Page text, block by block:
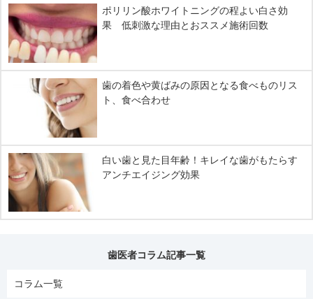
ポリリン酸ホワイトニングの程よい白さ効
果 低刺激な理由とおススメ施術回数
歯の着色や黄ばみの原因となる食べものリス
ト、食べ合わせ
白い歯と見た目年齢！キレイな歯がもたらす
アンチエイジング効果
歯医者コラム記事一覧
コラム一覧